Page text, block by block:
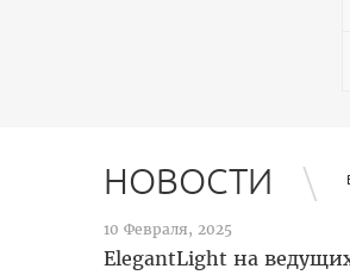
НОВОСТИ
10 Февраля, 2025
ElegantLight на